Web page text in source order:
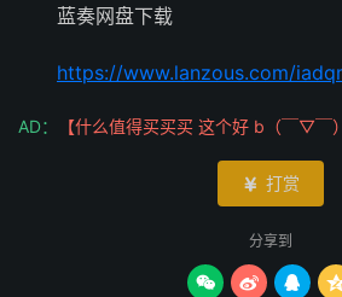
蓝奏网盘下载
https://www.lanzous.com/
AD： 【什么值得买买买 这个好 b（￣▽￣
 打赏
分享到
  